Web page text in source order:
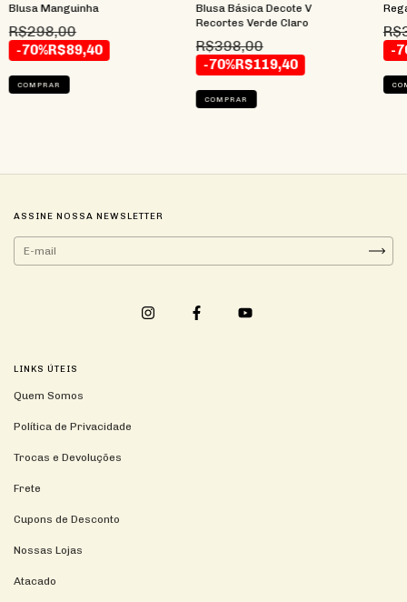
Blusa Manguinha
R$298,00
-70%R$89,40
COMPRAR
Blusa Básica Decote V
Recortes Verde Claro
R$398,00
-70%R$119,40
COMPRAR
-
ASSINE NOSSA NEWSLETTER
LINKS ÚTEIS
Quem Somos
Política de Privacidade
Trocas e Devoluções
Frete
Cupons de Desconto
Nossas Lojas
Atacado